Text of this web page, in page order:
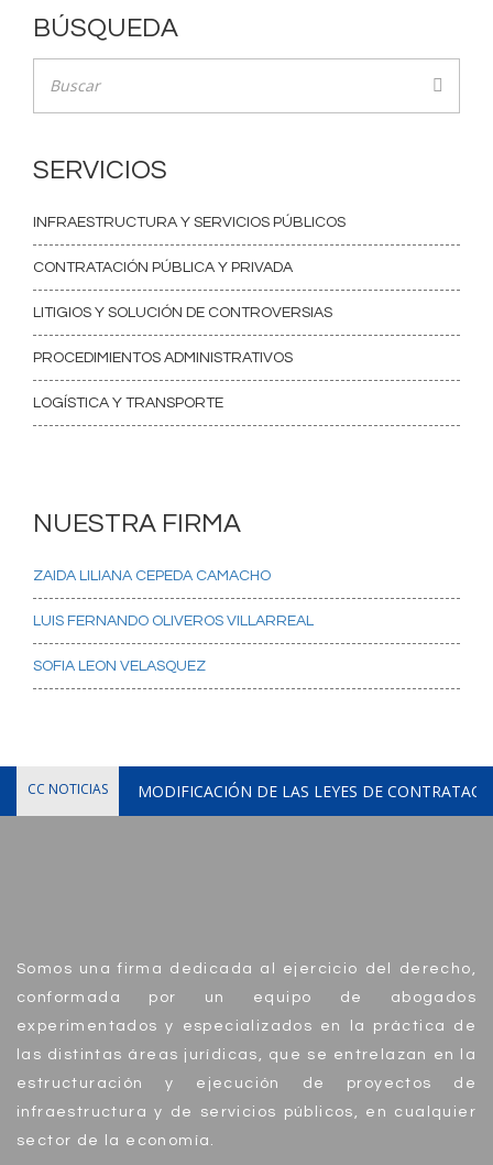
BÚSQUEDA
SERVICIOS
INFRAESTRUCTURA Y SERVICIOS PÚBLICOS
CONTRATACIÓN PÚBLICA Y PRIVADA
LITIGIOS Y SOLUCIÓN DE CONTROVERSIAS
PROCEDIMIENTOS ADMINISTRATIVOS
LOGÍSTICA Y TRANSPORTE
NUESTRA FIRMA
ZAIDA LILIANA CEPEDA CAMACHO
LUIS FERNANDO OLIVEROS VILLARREAL
SOFIA LEON VELASQUEZ
CC NOTICIAS MODIFICACIÓN DE LAS LEYES DE
Somos una firma dedicada al ejercicio del derecho,
conformada por un equipo de abogados
experimentados y especializados en la práctica de
las distintas áreas jurídicas, que se entrelazan en la
estructuración y ejecución de proyectos de
infraestructura y de servicios públicos, en cualquier
sector de la economía.